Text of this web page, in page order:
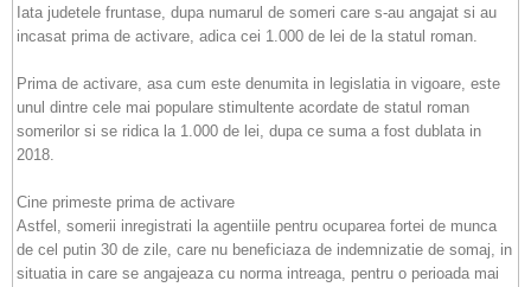
Iata judetele fruntase, dupa numarul de someri care s-au angajat si au
incasat prima de activare, adica cei 1.000 de lei de la statul roman.
Prima de activare, asa cum este denumita in legislatia in vigoare, este
unul dintre cele mai populare stimultente acordate de statul roman
somerilor si se ridica la 1.000 de lei, dupa ce suma a fost dublata in
2018.
Cine primeste prima de activare
Astfel, somerii inregistrati la agentiile pentru ocuparea fortei de munca
de cel putin 30 de zile, care nu beneficiaza de indemnizatie de somaj, in
situatia in care se angajeaza cu norma intreaga, pentru o perioada mai